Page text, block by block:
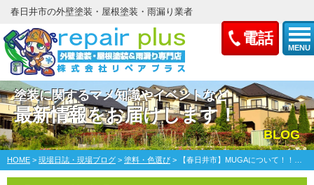
電話
MENU
春日井市の外壁塗装・屋根塗装・雨漏り業者
塗装に関するマメ知識やイベントなど
最新情報をお届けします！
BLOG
HOME > 現場日誌・現場ブログ > 塗料・色選び > 【春日井市】MUGAについて！！｜春日井市外壁塗装・屋根塗装＆雨漏り専門店リペアプラス